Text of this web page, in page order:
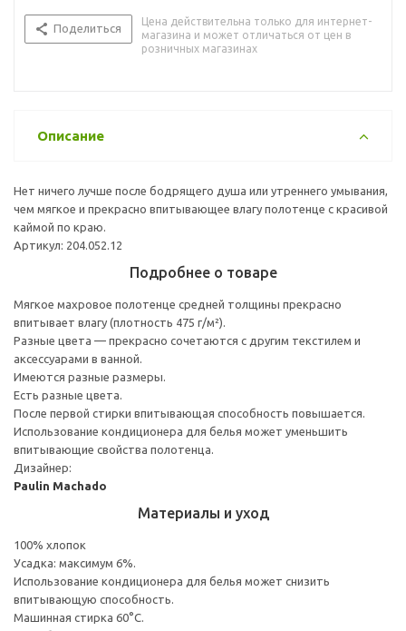
Поделиться
Цена действительна только для интернет-
магазина и может отличаться от цен в
розничных магазинах
Описание
Нет ничего лучше после бодрящего душа или утреннего умывания,
чем мягкое и прекрасно впитывающее влагу полотенце с красивой
каймой по краю.
Артикул: 204.052.12
Подробнее о товаре
Мягкое махровое полотенце средней толщины прекрасно
впитывает влагу (плотность 475 г/м²).
Разные цвета — прекрасно сочетаются с другим текстилем и
аксессуарами в ванной.
Имеются разные размеры.
Есть разные цвета.
После первой стирки впитывающая способность повышается.
Использование кондиционера для белья может уменьшить
впитывающие свойства полотенца.
Дизайнер:
Paulin Machado
Материалы и уход
100% хлопок
Усадка: максимум 6%.
Использование кондиционера для белья может снизить
впитывающую способность.
Машинная стирка 60°С.